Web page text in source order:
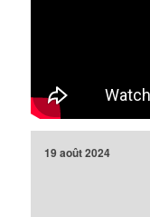
19 août 2024